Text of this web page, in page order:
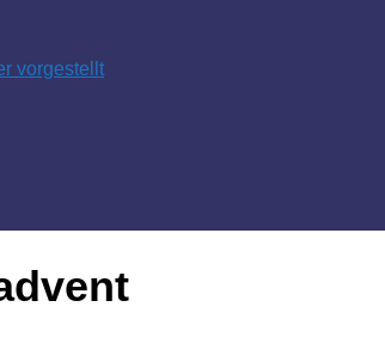
vorgestellt